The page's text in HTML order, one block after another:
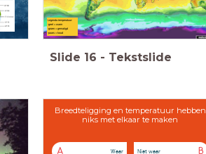
Legenda temperatuur:
-geel = warm
-groen = gematigd
-paars = koud
Slide 16 - Tekstslide
Breedteligging en temperatuur hebben
niks met elkaar te maken
A Waar B
Niet waar